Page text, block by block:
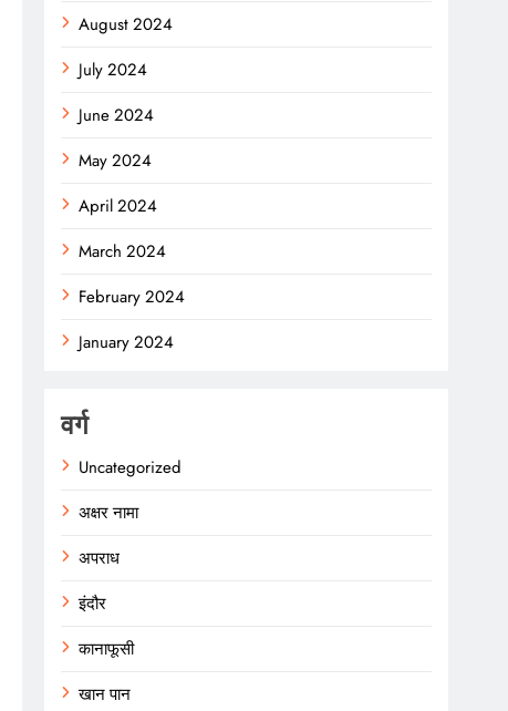
August 2024
July 2024
June 2024
May 2024
April 2024
March 2024
February 2024
January 2024
वर्ग
Uncategorized
अक्षर नामा
अपराध
इंदौर
कानाफूसी
खान पान